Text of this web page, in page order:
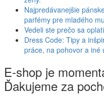
Najpredávanejšie
parfémy pre mladého
Vedeli ste prečo sa
Dress Code: Tipy a
práce, na pohovor a iné
E-shop je
Ďakujeme za